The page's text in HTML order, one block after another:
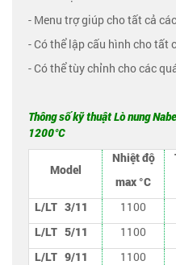
- Menu trợ giúp cho tất cả
- Có thể lập cấu hình cho tất
- Có thể tùy chỉnh cho các
Thông số kỹ thuật Lò nung
1200°C
Model
Nhiệt độ
max °C
L/LT 3/11
1100
L/LT 5/11
1100
L/LT 9/11
1100